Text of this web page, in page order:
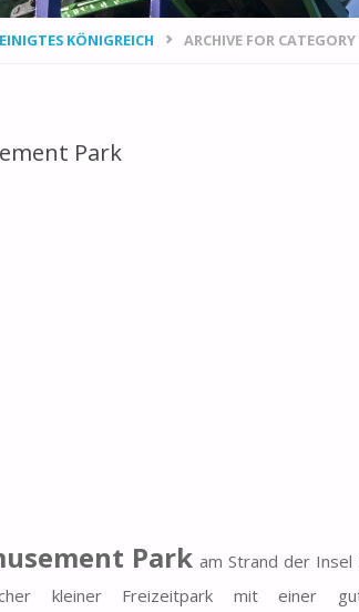
KÖNIGREICH ARCHIVE FOR
Park
Parkam Strand der Insel
kleiner Freizeitpark mit einer